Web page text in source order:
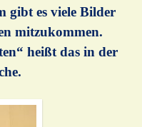
gibt es viele Bilder
mitzukommen.
heißt das in der